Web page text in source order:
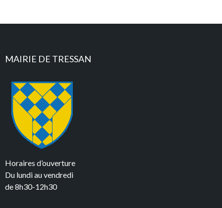
MAIRIE DE TRESSAN
Horaires d’ouverture
Du lundi au vendredi
de 8h30-12h30